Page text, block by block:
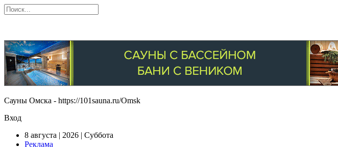
Сауны Омска - https://101sauna.ru/Omsk
Вход
8 августа | 2026 | Суббота
Реклама